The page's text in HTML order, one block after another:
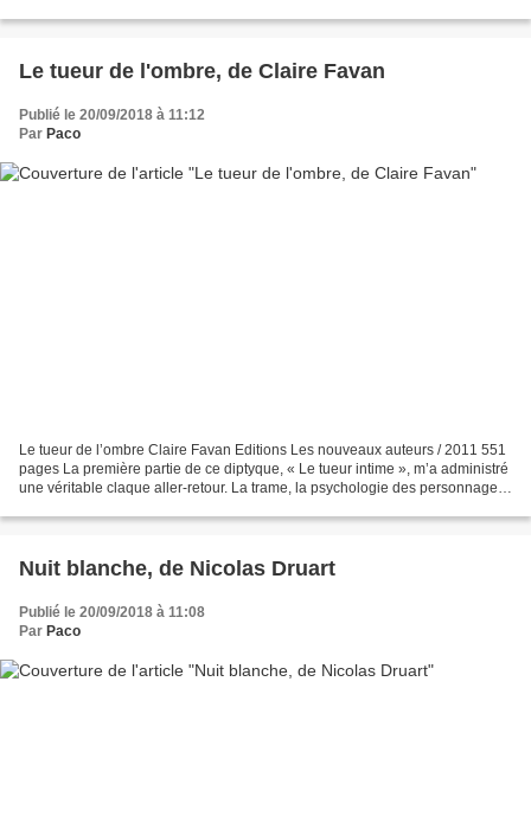
Le tueur de l'ombre, de Claire Favan
Publié le 20/09/2018 à 11:12
Par Paco
Le tueur de l’ombre Claire Favan Editions Les nouveaux auteurs / 2011 551
pages La première partie de ce diptyque, « Le tueur intime », m’a administré
une véritable claque aller-retour. La trame, la psychologie des personnages,
Nuit blanche, de Nicolas Druart
Publié le 20/09/2018 à 11:08
Par Paco